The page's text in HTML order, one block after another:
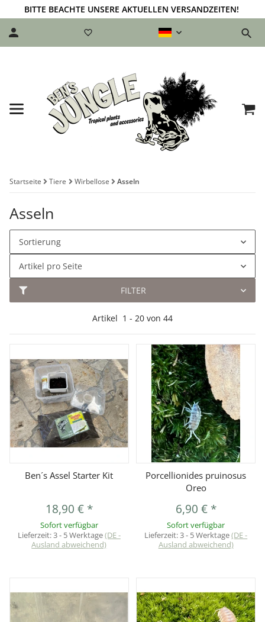
BITTE BEACHTE UNSERE AKTUELLEN VERSANDZEITEN!
Startseite Tiere Wirbellose Asseln
Asseln
FILTER
Sortierung
Artikel pro Seite
Artikel 1 - 20 von 44
Ben´s Assel Starter Kit
18,90 € *
Sofort verfügbar
Lieferzeit:3 - 5 Werktage(DE -
Ausland abweichend)
Porcellionides pruinosus
Oreo
6,90 € *
Sofort verfügbar
Lieferzeit:3 - 5 Werktage(DE -
Ausland abweichend)